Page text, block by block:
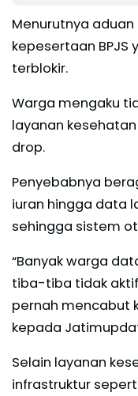
Menurutnya
kepesertaan
terblokir.
Warga mengaku
layanan
drop.
Penyebabnya
iuran hingga data
sehingga sistem
“Banyak warga
tiba-tiba tidak
pernah mencabut
kepada
Selain layanan
infrastruktur